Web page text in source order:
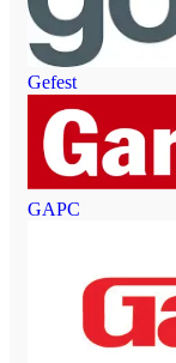
Gefest
GAPC